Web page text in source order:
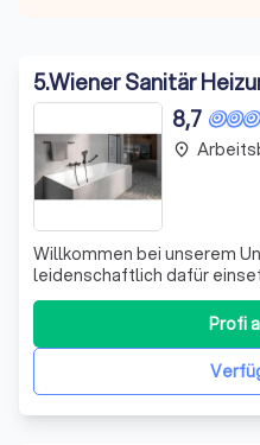
5.Wiener Sanitär
8,7
Willkommen bei unserem
leidenschaftlich dafür
Lösungen im Bereich
anzubieten. Wir nutzen
Analytics, Adobe Analytics
anonymisierte Daten zu
Profi
place